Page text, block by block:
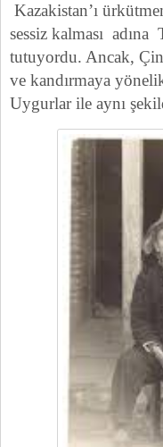
Kazakistan’ı
sessiz kalması
tutuyordu. Ancak,
ve kandırmaya
Uygurlar ile aynı